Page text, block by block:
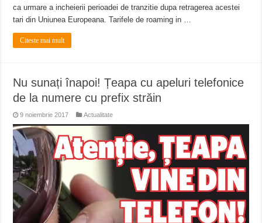
ca urmare a incheierii perioadei de tranzitie dupa retragerea acestei
tari din Uniunea Europeana. Tarifele de roaming in …
Citeste mai mult
Nu sunați înapoi! Țeapa cu apeluri telefonice
de la numere cu prefix străin
9 noiembrie 2017 Actualitate